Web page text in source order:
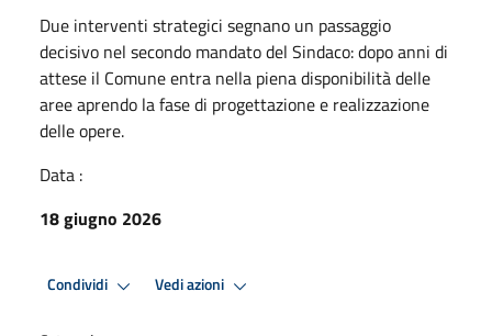
Due interventi strategici segnano un passaggio
decisivo nel secondo mandato del Sindaco: dopo anni di
attese il Comune entra nella piena disponibilità delle
aree aprendo la fase di progettazione e realizzazione
delle opere.
Data :
18 giugno 2026
Condividi Vedi azioni